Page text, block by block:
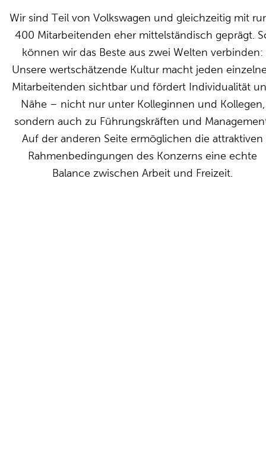
Wir sind Teil von Volkswagen und gleichzeitig mit
400 Mitarbeitenden eher mittelständisch geprägt.
können wir das Beste aus zwei Welten verbinden:
Unsere wertschätzende Kultur macht jeden
Mitarbeitenden sichtbar und fördert Individualität
Nähe – nicht nur unter Kolleginnen und Kollegen,
sondern auch zu Führungskräften und
Auf der anderen Seite ermöglichen die attraktiven
Rahmenbedingungen des Konzerns eine echte
Balance zwischen Arbeit und Freizeit.